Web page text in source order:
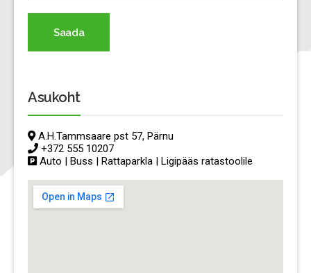
Saada
Asukoht
A.H.Tammsaare pst 57, Pärnu
+372 555 10207
Auto | Buss | Rattaparkla | Ligipääs ratastoolile